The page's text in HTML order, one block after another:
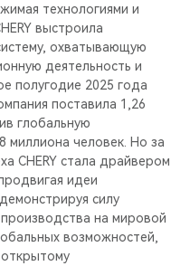
технологиями и
выстроила
охватывающую
деятельность и
полугодие 2025 года
поставила 1,26
глобальную
миллиона человек. Но за
CHERY стала драйвером
идеи
силу
на мировой
возможностей,
открытому